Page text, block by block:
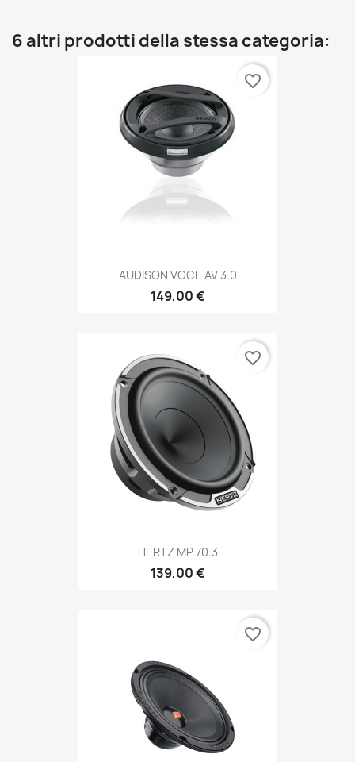
6 altri prodotti della stessa categoria:
AUDISON VOCE AV 3.0
149,00 €
favorite_border
HERTZ MP 70.3
139,00 €
favorite_border
favorite_border